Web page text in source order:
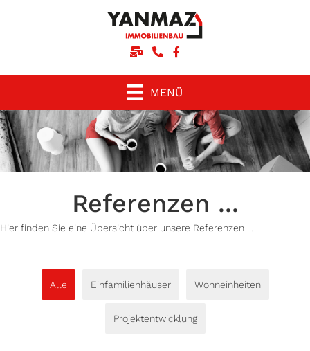
Schreiben Sie uns eine E-Mail
Rufen Sie uns an
Unsere facebook-Seite
MENÜ
Referenzen ...
Hier finden Sie eine Übersicht über unsere Referenzen ...
Alle Einfamilienhäuser Wohneinheiten
Projektentwicklung